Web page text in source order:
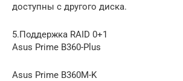
доступны с другого диска.
5.Поддержка RAID 0+1
Asus Prime B360-Plus
Asus Prime B360M-K